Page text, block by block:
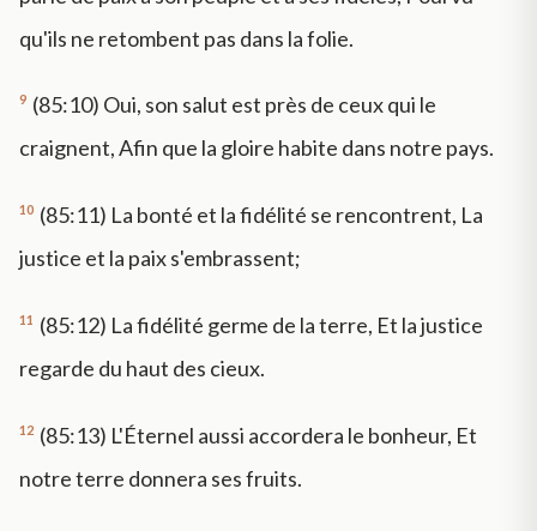
qu'ils ne retombent pas dans la folie.
9 (85:10) Oui, son salut est près de ceux qui le
craignent, Afin que la gloire habite dans notre pays.
10 (85:11) La bonté et la fidélité se rencontrent, La
justice et la paix s'embrassent;
11 (85:12) La fidélité germe de la terre, Et la justice
regarde du haut des cieux.
12 (85:13) L'Éternel aussi accordera le bonheur, Et
notre terre donnera ses fruits.